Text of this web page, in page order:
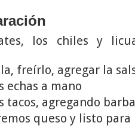
los chiles y
freírlo, agregar la
a mano
tacos, agregando
queso y listo